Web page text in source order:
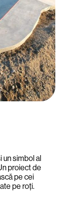
simbol al
proiect de
pe cei
pe roți.